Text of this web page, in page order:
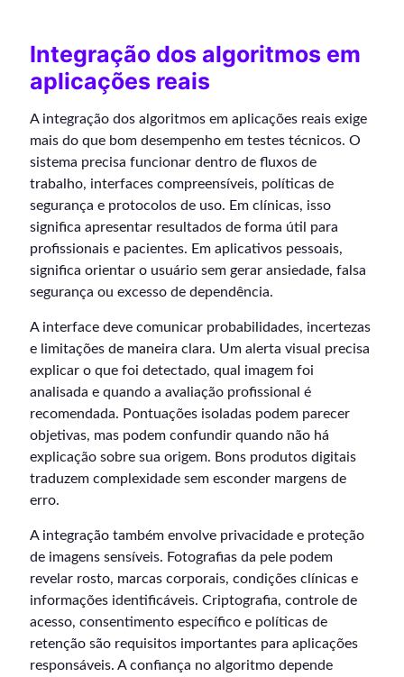
Integração dos algoritmos em
aplicações reais
A integração dos algoritmos em aplicações reais exige
mais do que bom desempenho em testes técnicos. O
sistema precisa funcionar dentro de fluxos de
trabalho, interfaces compreensíveis, políticas de
segurança e protocolos de uso. Em clínicas, isso
significa apresentar resultados de forma útil para
profissionais e pacientes. Em aplicativos pessoais,
significa orientar o usuário sem gerar ansiedade, falsa
segurança ou excesso de dependência.
A interface deve comunicar probabilidades, incertezas
e limitações de maneira clara. Um alerta visual precisa
explicar o que foi detectado, qual imagem foi
analisada e quando a avaliação profissional é
recomendada. Pontuações isoladas podem parecer
objetivas, mas podem confundir quando não há
explicação sobre sua origem. Bons produtos digitais
traduzem complexidade sem esconder margens de
erro.
A integração também envolve privacidade e proteção
de imagens sensíveis. Fotografias da pele podem
revelar rosto, marcas corporais, condições clínicas e
informações identificáveis. Criptografia, controle de
acesso, consentimento específico e políticas de
retenção são requisitos importantes para aplicações
responsáveis. A confiança no algoritmo depende